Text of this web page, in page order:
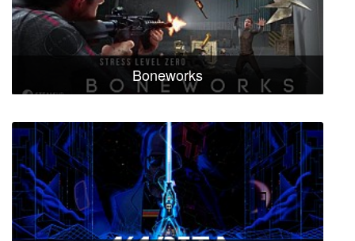
Boneworks